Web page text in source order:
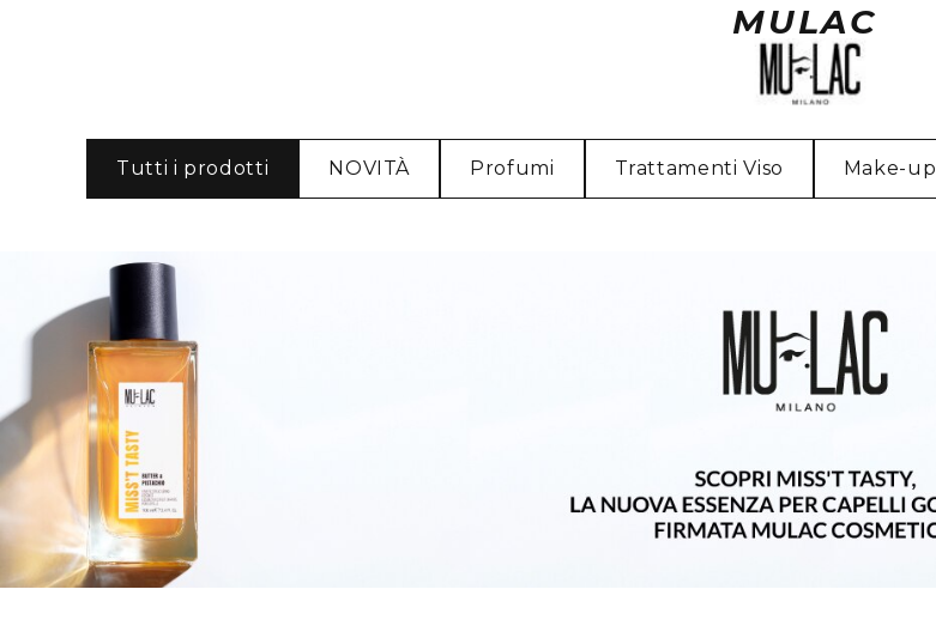
MULAC
Tutti i prodotti NOVITÀ Profumi Trattamenti Viso Make-up